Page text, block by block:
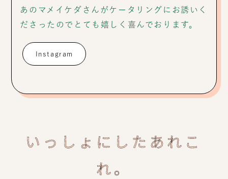
あのマメイケダさんがケータリングにお誘いく
ださったのでとても嬉しく喜んでおります。
Instagram
いっしょにしたあれこ
れ。